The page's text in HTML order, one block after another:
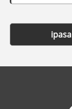
ipasa